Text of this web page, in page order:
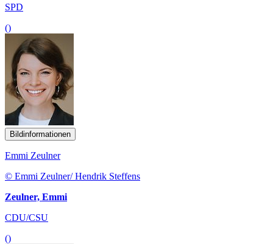
SPD
()
Bildinformationen
Emmi Zeulner
© Emmi Zeulner/ Hendrik Steffens
Zeulner, Emmi
CDU/CSU
()